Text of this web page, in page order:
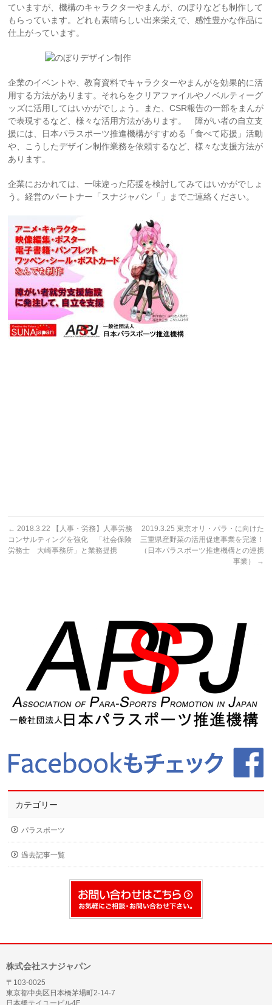
ていますが、機構のキャラクターやまんが、のぼりなども制作して
もらっています。どれも素晴らしい出来栄えで、感性豊かな作品に
仕上がっています。
企業のイベントや、教育資料でキャラクターやまんがを効果的に活
用する方法があります。それらをクリアファイルやノベルティーグ
ッズに活用してはいかがでしょう。また、CSR報告の一部をまんが
で表現するなど、様々な活用方法があります。 障がい者の自立支
援には、日本パラスポーツ推進機構がすすめる「食べて応援」活動
や、こうしたデザイン制作業務を依頼するなど、様々な支援方法が
あります。
企業におかれては、一味違った応援を検討してみてはいかがでしょ
う。経営のパートナー「スナジャパン「」までご連絡ください。
← 2018.3.22 【人事・労務】人事労務
コンサルティングを強化 「社会保険
労務士 大崎事務所」と業務提携
2019.3.25 東京オリ・パラ・に向けた
三重県産野菜の活用促進事業を完遂！
（日本パラスポーツ推進機構との連携
事業）
→
カテゴリー
パラスポーツ
過去記事一覧
株式会社スナジャパン
〒103-0025
東京都中央区日本橋茅場町2-14-7